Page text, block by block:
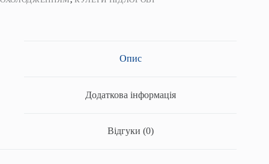
Опис
Додаткова інформація
Відгуки (0)